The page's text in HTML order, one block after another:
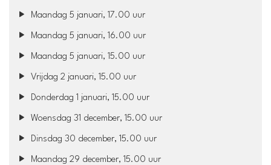
Maandag 5 januari, 17.00 uur
Maandag 5 januari, 16.00 uur
Maandag 5 januari, 15.00 uur
Vrijdag 2 januari, 15.00 uur
Donderdag 1 januari, 15.00 uur
Woensdag 31 december, 15.00 uur
Dinsdag 30 december, 15.00 uur
Maandag 29 december, 15.00 uur